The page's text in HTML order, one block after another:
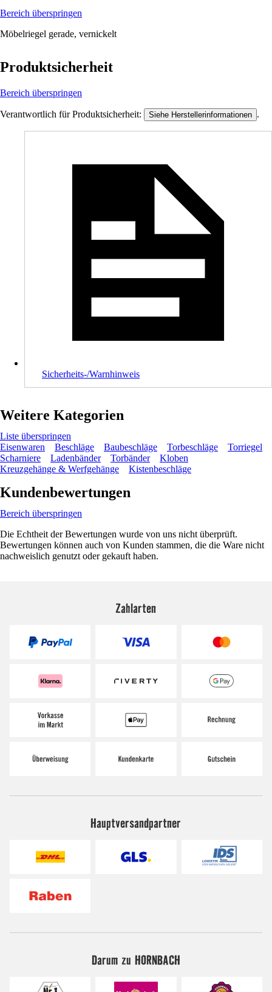
Bereich überspringen
Möbelriegel gerade, vernickelt
Produktsicherheit
Bereich überspringen
Verantwortlich für Produktsicherheit: Siehe Herstellerinformationen .
Sicherheits-/Warnhinweis
Weitere Kategorien
Liste überspringen
Eisenwaren
Beschläge Baubeschläge Torbeschläge
Torriegel
Scharniere
Ladenbänder Torbänder
Kloben
Kreuzgehänge & Werfgehänge
Kistenbeschläge
Kundenbewertungen
Bereich überspringen
Die Echtheit der Bewertungen wurde von uns nicht überprüft.
Bewertungen können auch von Kunden stammen, die die Ware nicht
nachweislich genutzt oder gekauft haben.
Zahlarten
Hauptversandpartner
Darum zu HORNBACH